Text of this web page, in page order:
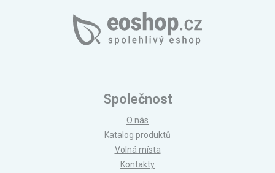
Společnost
O nás
Katalog produktů
Volná místa
Kontakty